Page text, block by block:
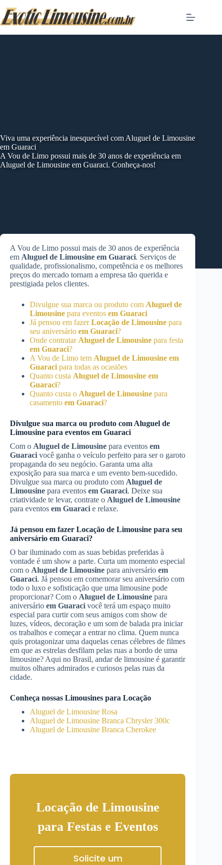
to
content
Viva uma experiência inesquecível com Aluguel de Limousine
em Guaraci
A Vou de Limo possui mais de 30 anos de experiência em
Aluguel de Limousine em Guaraci. Conheça-nos!
A Vou de Limo possui mais de 30 anos de experiência
em Aluguel de Limousine em Guaraci. Serviços de
qualidade, profissionalismo, competência e os melhores
preços do mercado tornam a empresa tão querida e
prestigiada pelos clientes.
Divulgue sua marca ou produto com Aluguel de
Limousine para eventos em Guaraci
Já pensou em fazerLocação de Limousine para
seu aniversário em Guaraci?
Onde contratar Aluguel de Limousine para festa
em Guaraci?
A Vou de Limo tem Aluguel de Limousine em
Guaraci para todas as ocasiões
Quanto custa Aluguel de Limousine em
Guaraci?
Quanto custa o Aluguel de Limousine para
casamento em Guaraci?
Divulgue sua marca ou produto com Aluguel de
Limousine para eventos em Guaraci
Com o Aluguel de Limousine para eventos em
Guaraci você ganha o veículo perfeito para ser o garoto
propaganda do seu negócio. Garanta uma alta
exposição para sua marca e um evento bem-sucedido.
Divulgue sua marca ou produto com Aluguel de
Limousine para eventos em Guaraci. Deixe sua
criatividade te levar, contrate o Aluguel de Limousine
para eventos em Guaraci e relaxe.
Já pensou em fazer Locação de Limousine para seu
aniversário em Guaraci?
O bar iluminado com as suas bebidas preferidas à
vontade é um show a parte. Curta um momento especial
com o Aluguel de Limousine para aniversário em
Guaraci. Já pensou em comemorar seu aniversário com
todo o luxo e sofisticação que uma limousine pode
proporcionar? Com o Aluguel de Limousine para
aniversário em Guaraci você terá um espaço muito
especial para curtir com seus amigos com show de
luzes, vídeos, decoração e um som de balada pra iniciar
os trabalhos e começar a entrar no clima. Quem nunca
quis protagonizar uma daquelas cenas célebres de filmes
em que as estrelas desfilam pelas ruas a bordo de uma
limousine? Aqui no Brasil, andar de limousine é garantir
muitos olhares admirados e curiosos pelas ruas da
cidade.
Conheça nossas Limousines para Locação
Aluguel de Limousine Rosa
Aluguel de Limousine Branca Chrysler 300c
Aluguel de Limousine Branca Cherokee
Locação de Limousine
para Festas e Eventos
Solicite um